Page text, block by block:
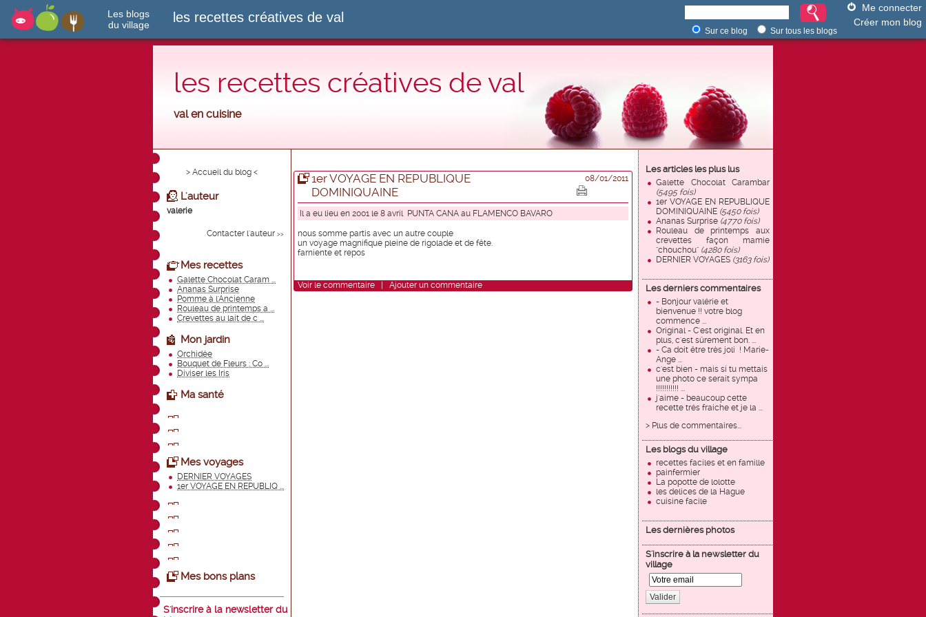
Les blogs
du village
les recettes créatives de val
Me connecter
Créer mon blog
Sur ce blog Sur tous les blogs
les recettes créatives de val
val en cuisine
Les articles les plus lus
Galette Chocolat Carambar
(5495 fois)
1er VOYAGE EN REPUBLIQUE
DOMINIQUAINE (5450 fois)
Ananas Surprise (4770 fois)
Rouleau de printemps aux
crevettes façon mamie
"chouchou" (4280 fois)
DERNIER VOYAGES (3163 fois)
Les derniers commentaires
- Bonjour valérie et
bienvenue !! votre blog
commence ...
Original - C'est original. Et en
plus, c'est sûrement bon. ...
- Ca doit être très joli ! Marie-
Ange ...
c'est bien - mais si tu mettais
une photo ce serait sympa
!!!!!!!!!!! ...
j'aime - beaucoup cette
recette trés fraiche et je la ...
> Plus de commentaires...
Les blogs du village
recettes faciles et en famille
painfermier
La popotte de lolotte
les delices de la Hague
cuisine facile
Les dernières photos
S'inscrire à la newsletter du
village
Valider
> Accueil du blog <
L'auteur
valerie
Contacter l'auteur >>
Mes recettes
Galette Chocolat Caram ...
Ananas Surprise
Pomme à l'Ancienne
Rouleau de printemps a ...
Crevettes au lait de c ...
Mon jardin
Orchidée
Bouquet de Fleurs : Co ...
Diviser les Iris
Ma santé
Mes voyages
DERNIER VOYAGES
1er VOYAGE EN REPUBLIQ ...
Mes bons plans
S'inscrire à la newsletter du
1er VOYAGE EN REPUBLIQUE
DOMINIQUAINE
08/01/2011
Il a eu lieu en 2001 le 8 avril PUNTA CANA au FLAMENCO BAVARO
nous somme partis avec un autre couple
un voyage magnifique pleine de rigolade et de fête.
farniente et repos
Voir le commentaire Ajouter un commentaire